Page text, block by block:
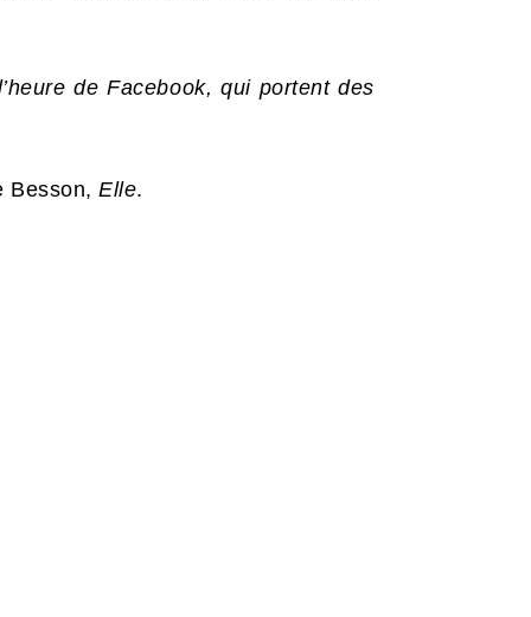
de Facebook, qui portent des
Besson,Elle.